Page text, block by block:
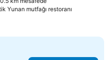
Yunan mutfağı restoranı